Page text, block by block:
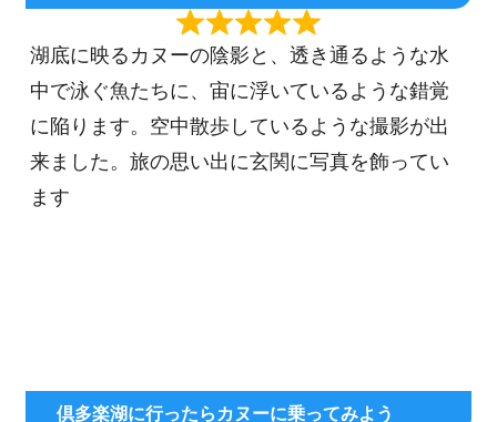
湖底に映るカヌーの陰影と、透き通るような水
中で泳ぐ魚たちに、宙に浮いているような錯覚
に陥ります。空中散歩しているような撮影が出
来ました。旅の思い出に玄関に写真を飾ってい
ます
倶多楽湖に行ったらカヌーに乗ってみよう